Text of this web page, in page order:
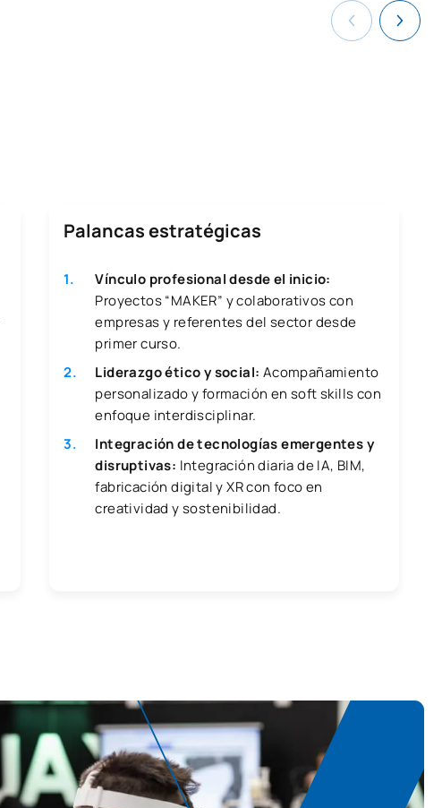
Palancas estratégicas
Vínculo profesional desde el inicio:
Proyectos “MAKER” y colaborativos con
empresas y referentes del sector desde
primer curso.
Liderazgo ético y social: Acompañamiento
personalizado y formación en soft skills con
enfoque interdisciplinar.
Integración de tecnologías emergentes y
disruptivas: Integración diaria de IA, BIM,
fabricación digital y XR con foco en
creatividad y sostenibilidad.